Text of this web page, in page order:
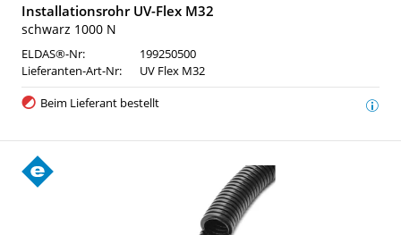
Installationsrohr UV-Flex M32
schwarz 1000 N
ELDAS®-Nr:
199250500
Lieferanten-Art-Nr:
UV Flex M32
Beim Lieferant bestellt